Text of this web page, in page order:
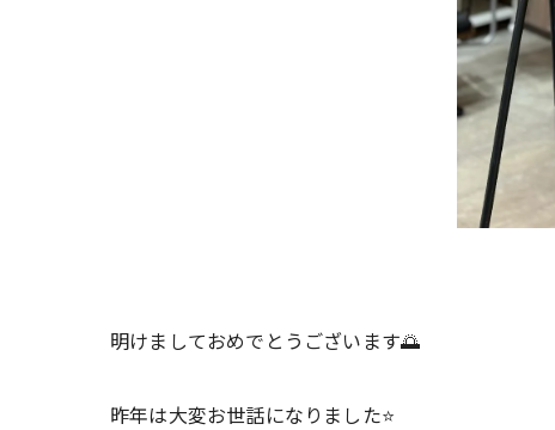
明けましておめでとうございます🌅
昨年は大変お世話になりました⭐️